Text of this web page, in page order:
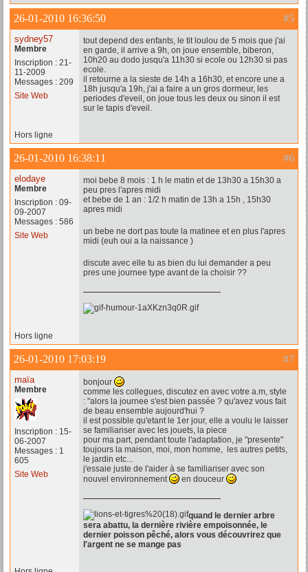
#5
26-01-2010 16:36:50
sydney57
Membre
Inscription : 21-
11-2009
Messages : 209
Site Web
tout depend des enfants, le tit loulou de 5 mois que j'ai
en garde, il arrive a 9h, on joue ensemble, biberon,
10h20 au dodo jusqu'a 11h30 si ecole ou 12h30 si pas
ecole.
il retourne a la sieste de 14h a 16h30, et encore une a
18h jusqu'a 19h, j'ai a faire a un gros dormeur, les
periodes d'eveil, on joue tous les deux ou sinon il est
sur le tapis d'eveil.
Hors ligne
#6
26-01-2010 16:38:11
elodaye
Membre
Inscription : 09-
09-2007
Messages : 586
Site Web
moi bebe 8 mois : 1 h le matin et de 13h30 a 15h30 a
peu pres l'apres midi
et bebe de 1 an : 1/2 h matin de 13h a 15h , 15h30
apres midi
un bebe ne dort pas toute la matinee et en plus l'apres
midi (euh oui a la naissance )
discute avec elle tu as bien du lui demander a peu
pres une journee type avant de la choisir ??
Hors ligne
#7
26-01-2010 17:03:19
maïa
Membre
Inscription : 15-
06-2007
Messages : 1
605
Site Web
bonjour
comme les collegues, discutez en avec votre a.m, style
: "alors la journee s'est bien passée ? qu'avez vous fait
de beau ensemble aujourd'hui ?
il est possible qu'etant le 1er jour, elle a voulu le laisser
se familiariser avec les jouets, la piece
pour ma part, pendant toute l'adaptation, je "presente"
toujours la maison, moi, mon homme, les autres petits,
le jardin etc...
j'essaie juste de l'aider à se familiariser avec son
nouvel environnement
en douceur
quand le dernier arbre
sera abattu, la dernière rivière empoisonnée, le
dernier poisson pêché, alors vous découvrirez que
l'argent ne se mange pas